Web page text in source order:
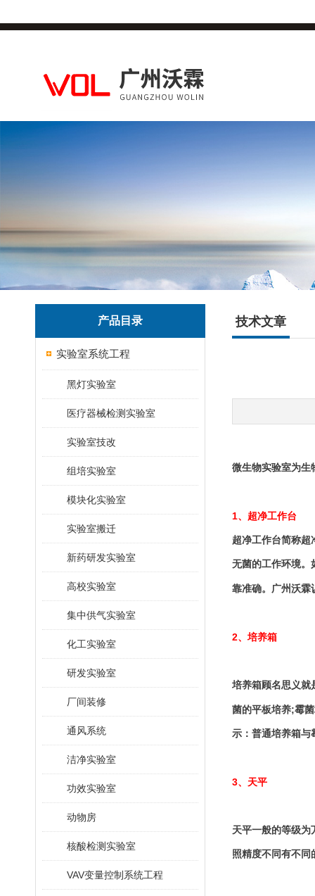
产品目录
实验室系统工程
黑灯实验室
医疗器械检测实验室
实验室技改
组培实验室
模块化实验室
实验室搬迁
新药研发实验室
高校实验室
集中供气实验室
化工实验室
研发实验室
厂间装修
通风系统
洁净实验室
功效实验室
动物房
核酸检测实验室
VAV变量控制系统工程
技术文章
微生物实验室为生
1、超净工作台
超净工作台简称超
无菌的工作环境。
靠准确。广州沃霖
2、培养箱
培养箱顾名思义就
菌的平板培养;霉
示：普通培养箱与
3、天平
天平一般的等级为
照精度不同有不同